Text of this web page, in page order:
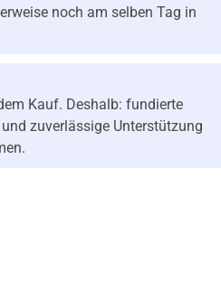
noch am selben Tag in
Kauf. Deshalb: fundierte
zuverlässige Unterstützung